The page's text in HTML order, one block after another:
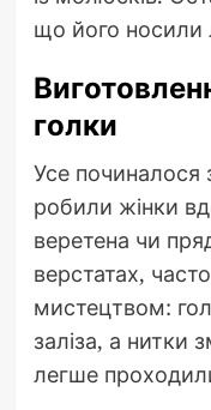
що його носили
голки
Усе починалося
робили жінки
веретена чи
верстатах,
мистецтвом:
заліза, а
легше